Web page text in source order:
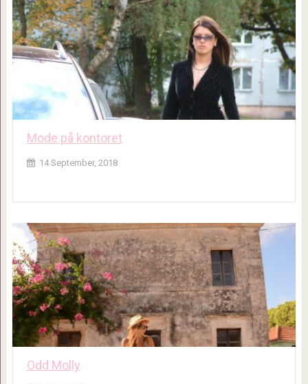
Mode på kontoret
14 September, 2018
Odd Molly